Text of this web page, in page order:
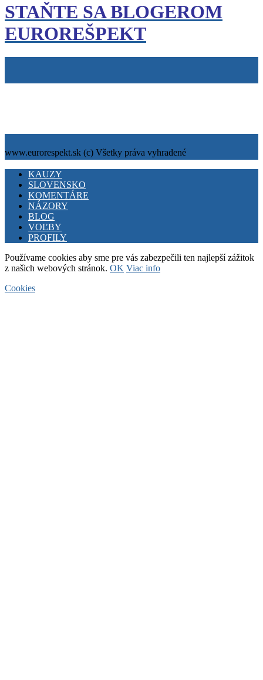
STAŇTE SA BLOGEROM
EUROREŠPEKT
www.eurorespekt.sk (c) Všetky práva vyhradené
Facebook
Twitter
YoutubeKAUZY
SLOVENSKO
KOMENTÁRE
NÁZORY
BLOG
VOĽBY
PROFILY
Používame cookies aby sme pre vás zabezpečili ten najlepší zážitok
z našich webových stránok. OK Viac info
Cookies